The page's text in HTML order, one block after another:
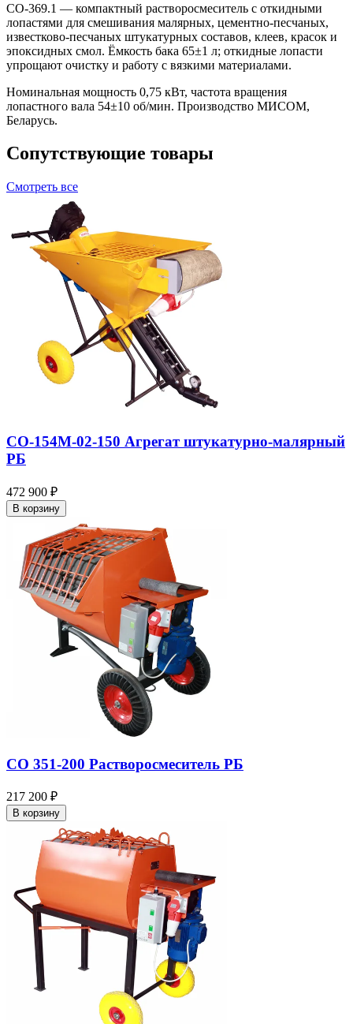
СО-369.1 — компактный растворосмеситель с откидными
лопастями для смешивания малярных, цементно-песчаных,
известково-песчаных штукатурных составов, клеев, красок и
эпоксидных смол. Ёмкость бака 65±1 л; откидные лопасти
упрощают очистку и работу с вязкими материалами.
Номинальная мощность 0,75 кВт, частота вращения
лопастного вала 54±10 об/мин. Производство МИСОМ,
Беларусь.
Сопутствующие товары
Смотреть все
СО-154М-02-150 Агрегат штукатурно-малярный
РБ
472 900 ₽
В корзину
СО 351-200 Растворосмеситель РБ
217 200 ₽
В корзину